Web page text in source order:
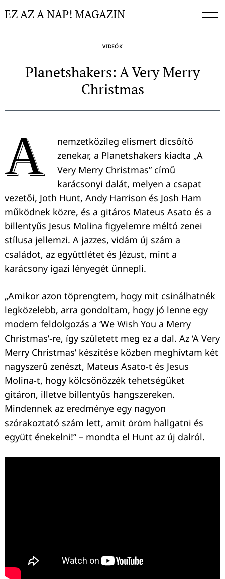
toEZ AZ A NAP! MAGAZIN
VIDEÓK
Planetshakers: A Very Merry
Christmas
A
nemzetközileg elismert dicsőítő
zenekar, a Planetshakers kiadta „A
Very Merry Christmas” című
karácsonyi dalát, melyen a csapat
vezetői, Joth Hunt, Andy Harrison és Josh Ham
működnek közre, és a gitáros Mateus Asato és a
billentyűs Jesus Molina figyelemre méltó zenei
stílusa jellemzi. A jazzes, vidám új szám a
családot, az együttlétet és Jézust, mint a
karácsony igazi lényegét ünnepli.
„Amikor azon töprengtem, hogy mit csinálhatnék
legközelebb, arra gondoltam, hogy jó lenne egy
modern feldolgozás a ‘We Wish You a Merry
Christmas’-re, így született meg ez a dal. Az ‘A Very
Merry Christmas’ készítése közben meghívtam két
nagyszerű zenészt, Mateus Asato-t és Jesus
Molina-t, hogy kölcsönözzék tehetségüket
gitáron, illetve billentyűs hangszereken.
Mindennek az eredménye egy nagyon
szórakoztató szám lett, amit öröm hallgatni és
együtt énekelni!” – mondta el Hunt az új dalról.